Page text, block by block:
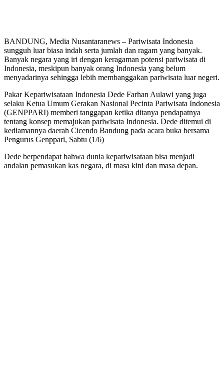
BANDUNG, Media Nusantaranews – Pariwisata Indonesia
sungguh luar biasa indah serta jumlah dan ragam yang banyak.
Banyak negara yang iri dengan keragaman potensi pariwisata di
Indonesia, meskipun banyak orang Indonesia yang belum
menyadarinya sehingga lebih membanggakan pariwisata luar negeri.
Pakar Kepariwisataan Indonesia Dede Farhan Aulawi yang juga
selaku Ketua Umum Gerakan Nasional Pecinta Pariwisata Indonesia
(GENPPARI) memberi tanggapan ketika ditanya pendapatnya
tentang konsep memajukan pariwisata Indonesia. Dede ditemui di
kediamannya daerah Cicendo Bandung pada acara buka bersama
Pengurus Genppari, Sabtu (1/6)
Dede berpendapat bahwa dunia kepariwisataan bisa menjadi
andalan pemasukan kas negara, di masa kini dan masa depan.